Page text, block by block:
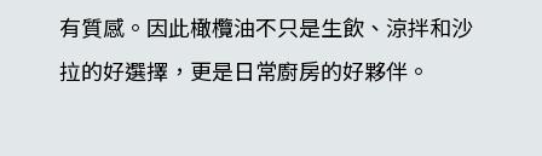
有質感。因此橄欖油不只是生飲、涼拌和沙
拉的好選擇，更是日常廚房的好夥伴。